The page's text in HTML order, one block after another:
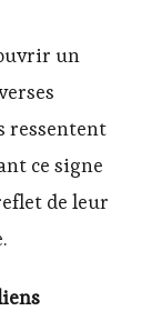
un
ressentent
ce signe
de leur